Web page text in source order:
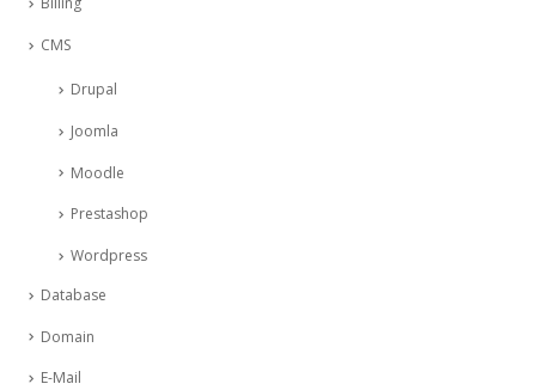
CMS
Drupal
Joomla
Moodle
Prestashop
Wordpress
Database
Domain
E-Mail